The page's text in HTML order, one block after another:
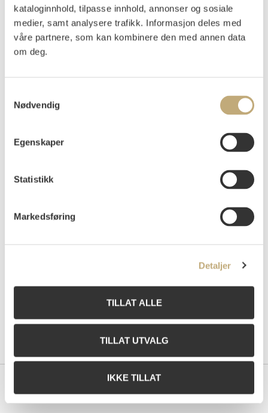
kataloginnhold, tilpasse innhold, annonser og sosiale
medier, samt analysere trafikk. Informasjon deles med
våre partnere, som kan kombinere den med annen data
om deg.
Nødvendig
Egenskaper
Statistikk
Markedsføring
Detaljer
TILLAT ALLE
TILLAT UTVALG
IKKE TILLAT
Litografi
Motivet:56x41
Signert nede t.h.: Jens Johannessen
Vurdering
436dc
2 500
Kontakt oss